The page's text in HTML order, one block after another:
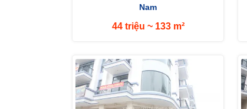
Nam
44 triệu ~ 133 m²